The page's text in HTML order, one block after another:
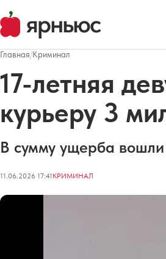
Главная/Криминал
17-летняя
курьеру 3
В сумму ущерба
11.06.2026 17:41КРИМИНАЛ